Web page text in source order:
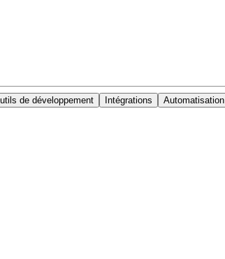
de développement Intégrations Automatisation